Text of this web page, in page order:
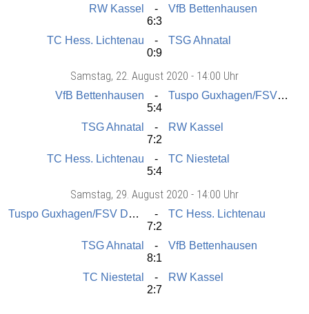
RW Kassel
VfB Bettenhausen
6:3
TC Hess. Lichtenau
TSG Ahnatal
0:9
Samstag, 22. August 2020 - 14:00 Uhr
VfB Bettenhausen
Tuspo Guxhagen/FSV Dörnhagen
5:4
TSG Ahnatal
RW Kassel
7:2
TC Hess. Lichtenau
TC Niestetal
5:4
Samstag, 29. August 2020 - 14:00 Uhr
Tuspo Guxhagen/FSV Dörnhagen
TC Hess. Lichtenau
7:2
TSG Ahnatal
VfB Bettenhausen
8:1
TC Niestetal
RW Kassel
2:7